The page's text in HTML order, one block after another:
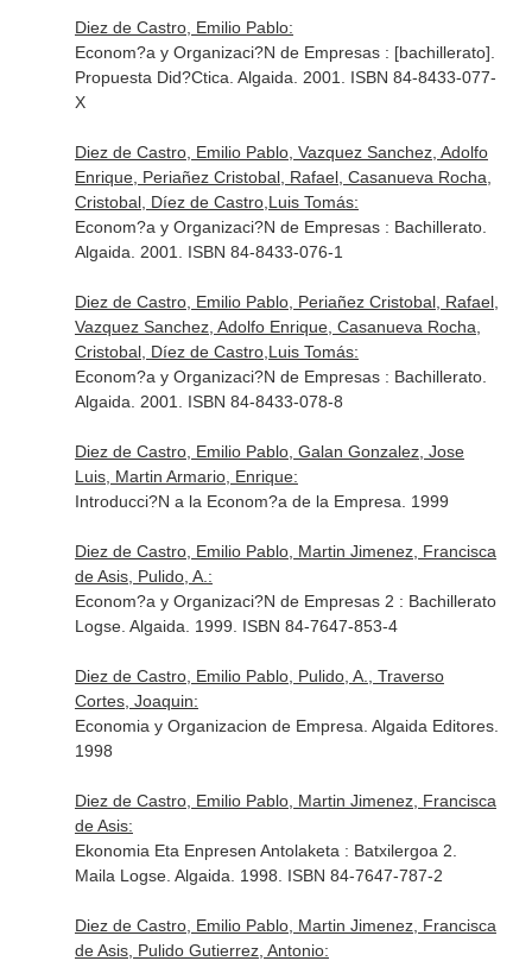
Diez de Castro, Emilio Pablo:
Econom?a y Organizaci?N de Empresas : [bachillerato].
Propuesta Did?Ctica. Algaida. 2001. ISBN 84-8433-077-
X
Diez de Castro, Emilio Pablo, Vazquez Sanchez, Adolfo
Enrique, Periañez Cristobal, Rafael, Casanueva Rocha,
Cristobal, Díez de Castro,Luis Tomás:
Econom?a y Organizaci?N de Empresas : Bachillerato.
Algaida. 2001. ISBN 84-8433-076-1
Diez de Castro, Emilio Pablo, Periañez Cristobal, Rafael,
Vazquez Sanchez, Adolfo Enrique, Casanueva Rocha,
Cristobal, Díez de Castro,Luis Tomás:
Econom?a y Organizaci?N de Empresas : Bachillerato.
Algaida. 2001. ISBN 84-8433-078-8
Diez de Castro, Emilio Pablo, Galan Gonzalez, Jose
Luis, Martin Armario, Enrique:
Introducci?N a la Econom?a de la Empresa. 1999
Diez de Castro, Emilio Pablo, Martin Jimenez, Francisca
de Asis, Pulido, A.:
Econom?a y Organizaci?N de Empresas 2 : Bachillerato
Logse. Algaida. 1999. ISBN 84-7647-853-4
Diez de Castro, Emilio Pablo, Pulido, A., Traverso
Cortes, Joaquin:
Economia y Organizacion de Empresa. Algaida Editores.
1998
Diez de Castro, Emilio Pablo, Martin Jimenez, Francisca
de Asis:
Ekonomia Eta Enpresen Antolaketa : Batxilergoa 2.
Maila Logse. Algaida. 1998. ISBN 84-7647-787-2
Diez de Castro, Emilio Pablo, Martin Jimenez, Francisca
de Asis, Pulido Gutierrez, Antonio: